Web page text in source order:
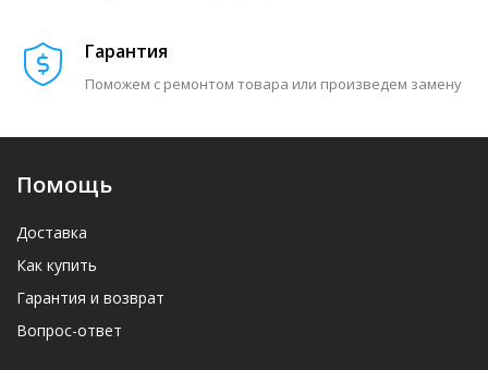
Гарантия
Поможем с ремонтом товара или произведем замену
Помощь
Доставка
Как купить
Гарантия и возврат
Вопрос-ответ